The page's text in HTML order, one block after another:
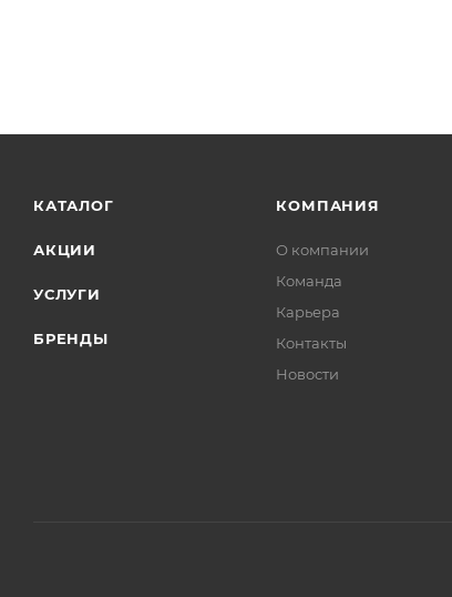
КАТАЛОГ
АКЦИИ
УСЛУГИ
БРЕНДЫ
КОМПАНИЯ
О компании
Команда
Карьера
Контакты
Новости